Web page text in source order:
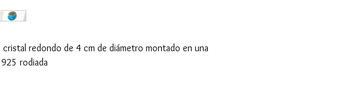
cristal redondo de 4 cm de diámetro montado en una
rodiada